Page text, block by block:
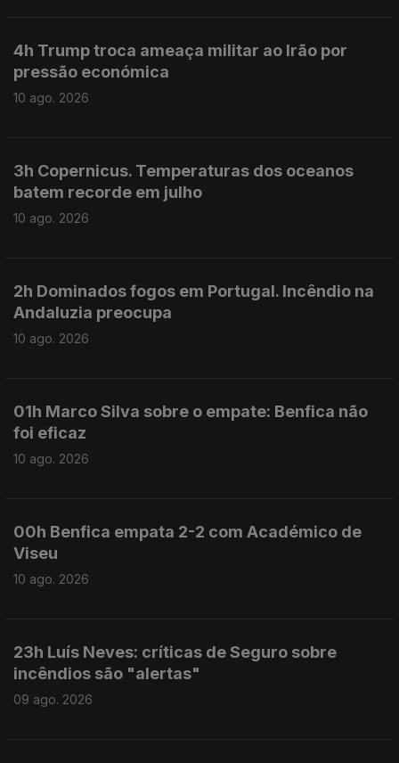
4h Trump troca ameaça militar ao Irão por
pressão económica
10 ago. 2026
3h Copernicus. Temperaturas dos oceanos
batem recorde em julho
10 ago. 2026
2h Dominados fogos em Portugal. Incêndio na
Andaluzia preocupa
10 ago. 2026
01h Marco Silva sobre o empate: Benfica não
foi eficaz
10 ago. 2026
00h Benfica empata 2-2 com Académico de
Viseu
10 ago. 2026
23h Luís Neves: críticas de Seguro sobre
incêndios são "alertas"
09 ago. 2026